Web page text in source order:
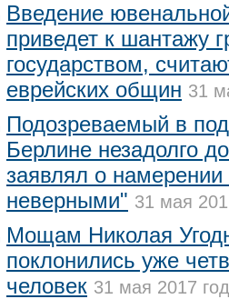
Введение
приведет к шантажу
государством,
еврейских общин 31
Подозреваемый в
Берлине незадолго
заявлял о намерении
неверными" 31 мая
Мощам Николая
поклонились уже
человек 31 мая 2017